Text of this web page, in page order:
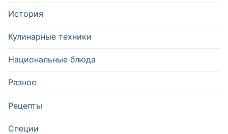
История
Кулинарные техники
Национальные блюда
Разное
Рецепты
Специи